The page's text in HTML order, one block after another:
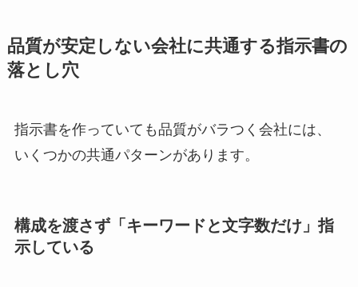
品質が安定しない会社に共通する指示書の
落とし穴
指示書を作っていても品質がバラつく会社には、
いくつかの共通パターンがあります。
構成を渡さず「キーワードと文字数だけ」指
示している